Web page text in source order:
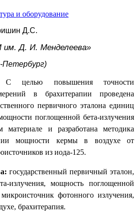
и оборудование
Д.С.
Д. И. Менделеева»
Петербург)
С целью повышения точности
в брахитерапии проведена
первичного эталона единиц
поглощенной бета-излучения
материале и разработана методика
мощности кермы в воздухе от
из иода-125.
государственный первичный эталон,
излучения, мощность поглощенной
фотонного излучения,
брахитерапия.